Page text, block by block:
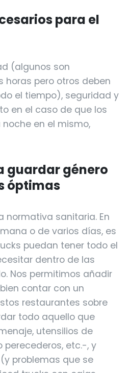
para el
(algunos son
horas pero otros deben
el tiempo), seguridad y
en el caso de que los
en el mismo,
guardar género
óptimas
normativa sanitaria. En
o de varios días, es
puedan tener todo el
dentro de las
Nos permitimos añadir
contar con un
restaurantes sobre
todo aquello que
utensilios de
perecederos, etc.-, y
problemas que se